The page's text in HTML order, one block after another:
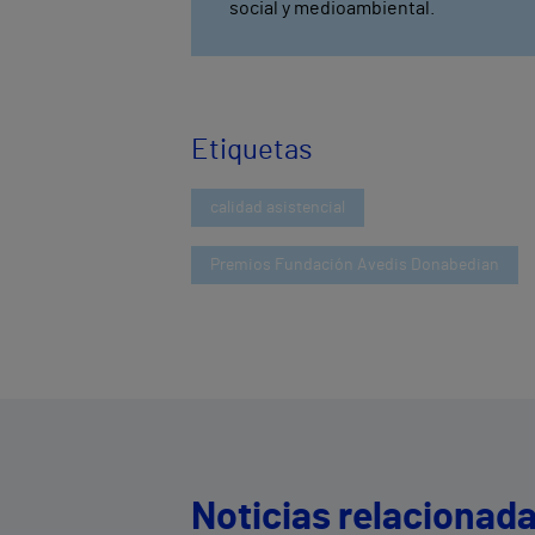
social y medioambiental.
Etiquetas
calidad asistencial
Premios Fundación Avedis Donabedian
Noticias